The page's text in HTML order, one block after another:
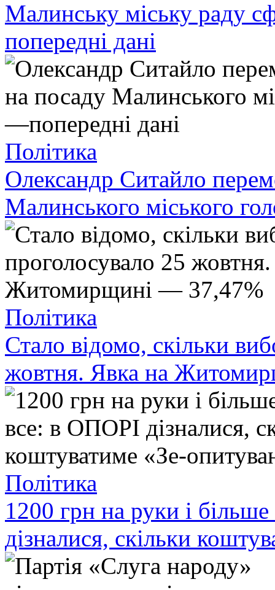
Малинську міську раду
попередні дані
Політика
Олександр Ситайло
Малинського міського
Політика
Стало відомо, скільки
жовтня. Явка на
Політика
1200 грн на руки і
дізналися, скільки